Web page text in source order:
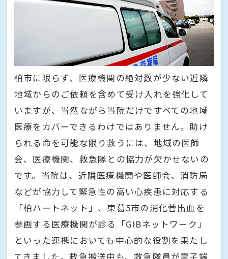
柏市に限らず、医療機関の絶対数が少ない近隣
地域からのご依頼を含めて受け入れを強化して
いますが、当然ながら当院だけですべての地域
医療をカバーできるわけではありません。助け
られる命を可能な限り救うには、地域の医師
会、医療機関、救急隊との協力が欠かせないの
です。当院は、近隣医療機関や医師会、消防局
などが協力して緊急性の高い心疾患に対応する
「柏ハートネット」、東葛5市の消化菅出血を
参画する医療機関が診る「GIBネットワーク」
といった連携においても中心的な役割を果たし
てきました。救急搬送中も、救急隊員が電子端